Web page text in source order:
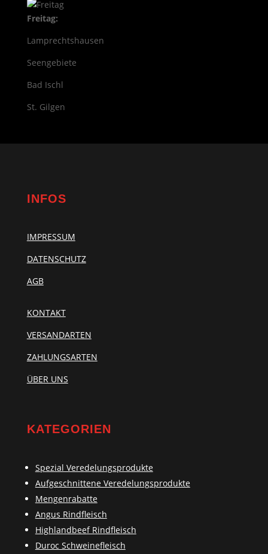
Freitag:
Lamprechtshausen
Seengebiete
Bad Ischl
St. Gilgen
INFOS
IMPRESSUM
DATENSCHUTZ
AGB
KONTAKT
VERSANDARTEN
ZAHLUNGSARTEN
ÜBER UNS
KATEGORIEN
Spezial Veredelungsprodukte
Aufgeschnittene Veredelungsprodukte
Mengenrabatte
Angus Rindfleisch
Highlandbeef Rindfleisch
Duroc Schweinefleisch